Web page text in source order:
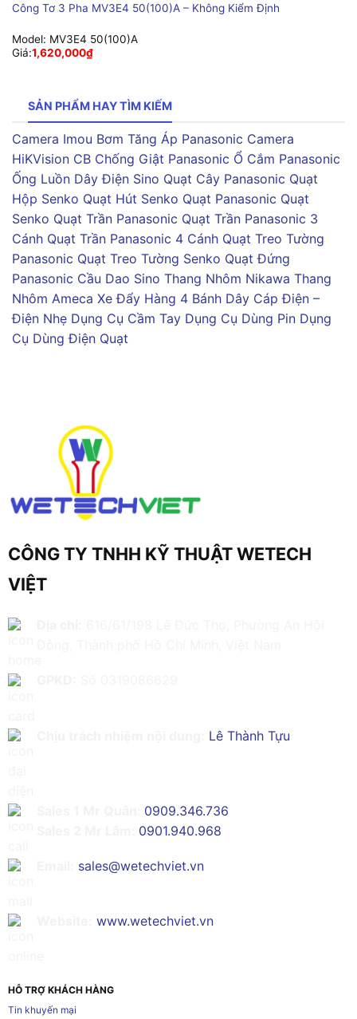
Công Tơ 3 Pha MV3E4 50(100)A – Không Kiểm Định
Model: MV3E4 50(100)A
Giá:1,620,000₫
SẢN PHẨM HAY TÌM KIẾM
Camera Imou Bơm Tăng Áp Panasonic Camera
HiKVision CB Chống Giật Panasonic Ổ Cắm Panasonic
Ống Luồn Dây Điện Sino Quạt Cây Panasonic Quạt
Hộp Senko Quạt Hút Senko Quạt Panasonic Quạt
Senko Quạt Trần Panasonic Quạt Trần Panasonic 3
Cánh Quạt Trần Panasonic 4 Cánh Quạt Treo Tường
Panasonic Quạt Treo Tường Senko Quạt Đứng
Panasonic Cầu Dao Sino Thang Nhôm Nikawa Thang
Nhôm Ameca Xe Đẩy Hàng 4 Bánh Dây Cáp Điện –
Điện Nhẹ Dụng Cụ Cầm Tay Dụng Cụ Dùng Pin Dụng
Cụ Dùng Điện Quạt
CÔNG TY TNHH KỸ THUẬT WETECH
VIỆT
Lê Thành Tựu
0909.346.736
0901.940.968
sales@wetechviet.vn
www.wetechviet.vn
HỖ TRỢ KHÁCH HÀNG
Tin khuyến mại